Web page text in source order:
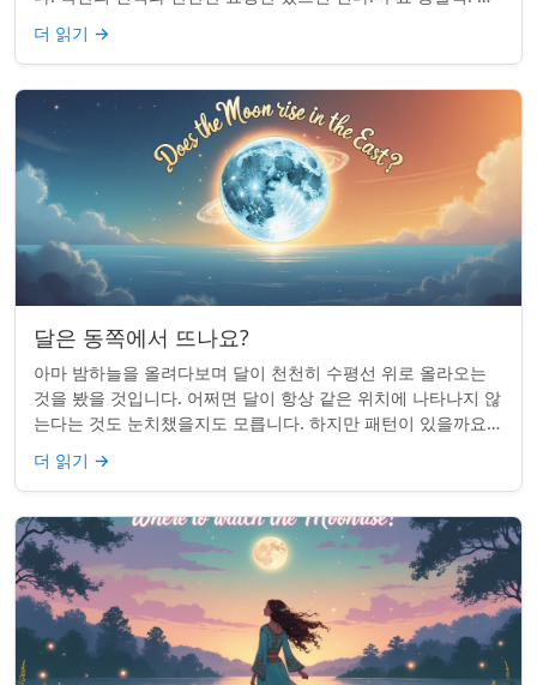
늘의 달 뜨는 시간을 알고...
더 읽기 →
달은 동쪽에서 뜨나요?
아마 밤하늘을 올려다보며 달이 천천히 수평선 위로 올라오는
것을 봤을 것입니다. 어쩌면 달이 항상 같은 위치에 나타나지 않
는다는 것도 눈치챘을지도 모릅니다. 하지만 패턴이 있을까요?
달은 정말 매번 동쪽에서 뜰까요?...
더 읽기 →